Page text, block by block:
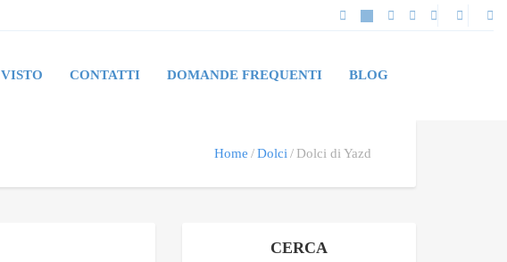
VISTO CONTATTI DOMANDE FREQUENTI BLOG
Home Dolci Dolci di Yazd
CERCA